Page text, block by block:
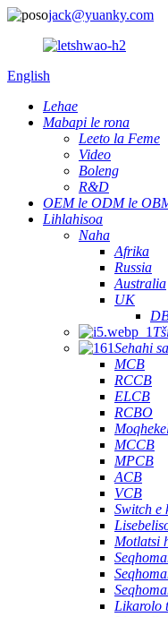
jack@yuanky.com
English
Lehae
Mabapi le rona
Leeto la Feme
Video
Boleng
R&D
OEM le ODM le
Lihlahisoa
Naha
Afrika
Russia
Australia
UK
Sehahi
MCB
RCCB
ELCB
RCBO
MCCB
MPCB
ACB
VCB
Switch e
Motlatsi
Likarolo